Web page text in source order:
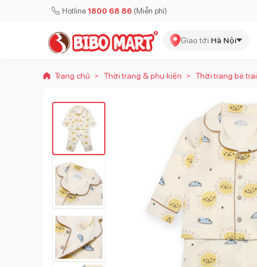
Hotline 1800 68 86 (Miễn phí)
Giao tới:Hà Nội
Trang chủ > Thời trang & phụ kiện > Thời trang bé trai